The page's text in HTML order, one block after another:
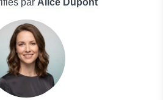
par Alice Dupont